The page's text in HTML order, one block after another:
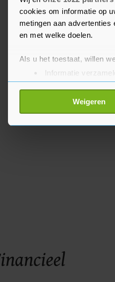
cookies om informatie op
metingen aan
en met welke doelen.
Als u het toestaat, willen
Informatie
Uw apparaat
Lees meer over hoe uw
toestemming op elk
Weigeren
van KLM.